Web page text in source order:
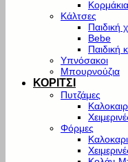
Κάλτσες
Παιδική
Bebe
Παιδική
Υπνόσακοι
Μπουρνούζια
ΚΟΡΙΤΣΙ
Πυτζάμες
Φόρμες